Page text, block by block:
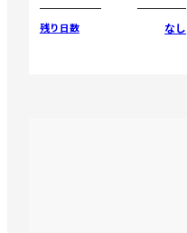
残り日数 なし